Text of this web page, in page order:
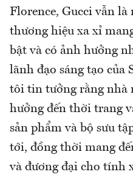
Florence, Gucci vẫn
thương hiệu xa xỉ
bật và có ảnh hưởng
lãnh đạo sáng tạo của
tôi tin tưởng rằng nhà
hưởng đến thời trang
sản phẩm và bộ sưu
tới, đồng thời mang
và đương đại cho tính